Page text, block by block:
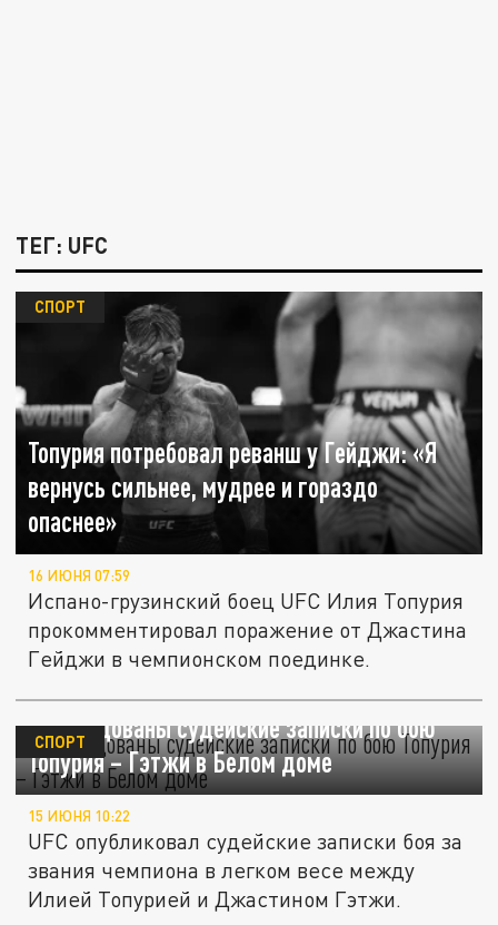
ТЕГ: UFC
Топурия потребовал реванш у Гейджи: «Я
вернусь сильнее, мудрее и гораздо
опаснее»
СПОРТ
16 ИЮНЯ 07:59
Испано-грузинский боец UFC Илия Топурия
прокомментировал поражение от Джастина
Гейджи в чемпионском поединке.
Обнародованы судейские записки по бою
Топурия – Гэтжи в Белом доме
СПОРТ
15 ИЮНЯ 10:22
UFC опубликовал судейские записки боя за
звания чемпиона в легком весе между
Илией Топурией и Джастином Гэтжи.